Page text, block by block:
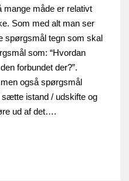
mange måde er relativt
Som med alt man ser
spørgsmål tegn som skal
som: “Hvordan
forbundet der?”.
også spørgsmål
istand / udskifte og
ud af det….